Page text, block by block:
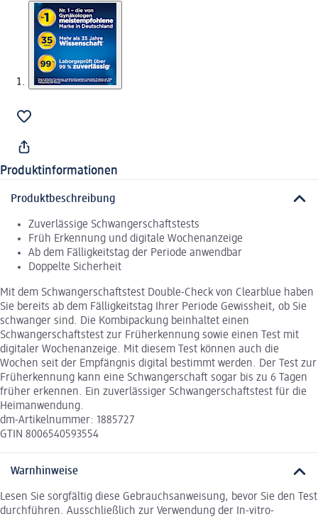
Produktinformationen
Produktbeschreibung
Zuverlässige Schwangerschaftstests
Früh Erkennung und digitale Wochenanzeige
Ab dem Fälligkeitstag der Periode anwendbar
Doppelte Sicherheit
Mit dem Schwangerschaftstest Double-Check von Clearblue haben
Sie bereits ab dem Fälligkeitstag Ihrer Periode Gewissheit, ob Sie
schwanger sind. Die Kombipackung beinhaltet einen
Schwangerschaftstest zur Früherkennung sowie einen Test mit
digitaler Wochenanzeige. Mit diesem Test können auch die
Wochen seit der Empfängnis digital bestimmt werden. Der Test zur
Früherkennung kann eine Schwangerschaft sogar bis zu 6 Tagen
früher erkennen. Ein zuverlässiger Schwangerschaftstest für die
Heimanwendung.
dm-Artikelnummer: 1885727
GTIN 8006540593554
Warnhinweise
Lesen Sie sorgfältig diese Gebrauchsanweisung, bevor Sie den Test
durchführen. Ausschließlich zur Verwendung der In-vitro-